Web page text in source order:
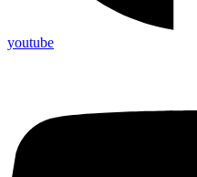
youtube